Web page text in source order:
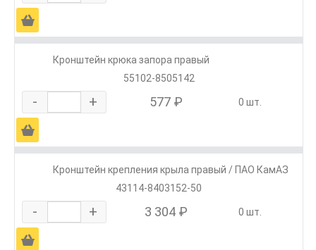
Ä
Кронштейн крюка запора правый
55102-8505142
- + 577 ₽ 0 шт.
Ä
Кронштейн крепления крыла правый / ПАО КамАЗ
43114-8403152-50
- + 3 304 ₽ 0 шт.
Ä